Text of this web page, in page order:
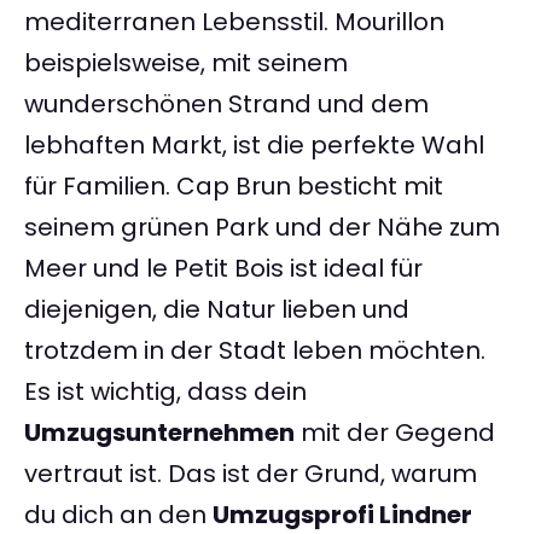
mediterranen Lebensstil. Mourillon
beispielsweise, mit seinem
wunderschönen Strand und dem
lebhaften Markt, ist die perfekte Wahl
für Familien. Cap Brun besticht mit
seinem grünen Park und der Nähe zum
Meer und le Petit Bois ist ideal für
diejenigen, die Natur lieben und
trotzdem in der Stadt leben möchten.
Es ist wichtig, dass dein
Umzugsunternehmen mit der Gegend
vertraut ist. Das ist der Grund, warum
du dich an den Umzugsprofi Lindner